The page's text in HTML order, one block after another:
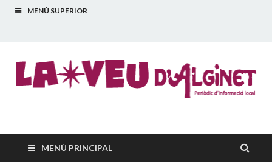
MENÚ SUPERIOR
La Veu d'Alginet
MENÚ PRINCIPAL